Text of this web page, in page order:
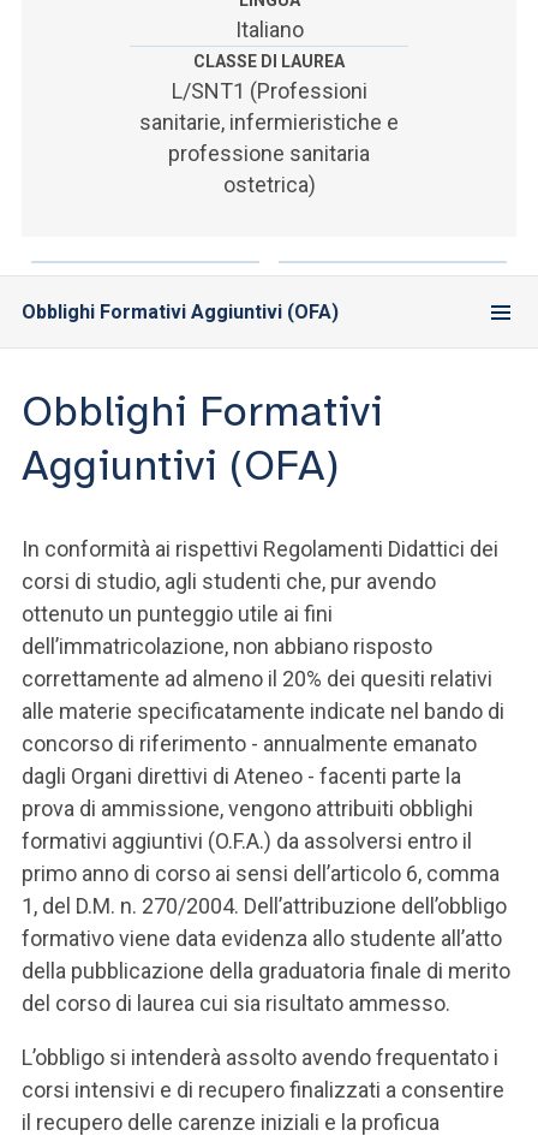
SEI UN DOCENTE O UN MEMBRO DELLO STAFF
ACCEDI A CLOUDMAIL
Italiano
CLASSE DI LAUREA
L/SNT1 (Professioni
sanitarie, infermieristiche e
professione sanitaria
ostetrica)
Obblighi Formativi Aggiuntivi (OFA)
Obblighi Formativi
Aggiuntivi (OFA)
In conformità ai rispettivi Regolamenti Didattici dei
corsi di studio, agli studenti che, pur avendo
ottenuto un punteggio utile ai fini
dell’immatricolazione, non abbiano risposto
correttamente ad almeno il 20% dei quesiti relativi
alle materie specificatamente indicate nel bando di
concorso di riferimento - annualmente emanato
dagli Organi direttivi di Ateneo - facenti parte la
prova di ammissione, vengono attribuiti obblighi
formativi aggiuntivi (O.F.A.) da assolversi entro il
primo anno di corso ai sensi dell’articolo 6, comma
1, del D.M. n. 270/2004. Dell’attribuzione dell’obbligo
formativo viene data evidenza allo studente all’atto
della pubblicazione della graduatoria finale di merito
del corso di laurea cui sia risultato ammesso.
L’obbligo si intenderà assolto avendo frequentato i
corsi intensivi e di recupero finalizzati a consentire
il recupero delle carenze iniziali e la proficua